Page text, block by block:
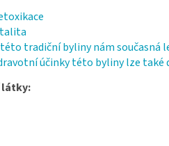
tradiční byliny nám současná
účinky této byliny lze také
látky: